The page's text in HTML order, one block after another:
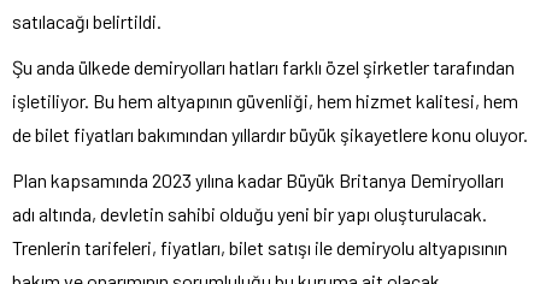
satılacağı belirtildi.
Şu anda ülkede demiryolları hatları farklı özel şirketler tarafından
işletiliyor. Bu hem altyapının güvenliği, hem hizmet kalitesi, hem
de bilet fiyatları bakımından yıllardır büyük şikayetlere konu oluyor.
Plan kapsamında 2023 yılına kadar Büyük Britanya Demiryolları
adı altında, devletin sahibi olduğu yeni bir yapı oluşturulacak.
Trenlerin tarifeleri, fiyatları, bilet satışı ile demiryolu altyapısının